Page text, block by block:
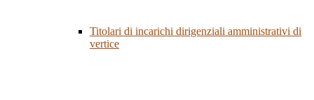
Titolari di incarichi dirigenziali amministrativi di
vertice